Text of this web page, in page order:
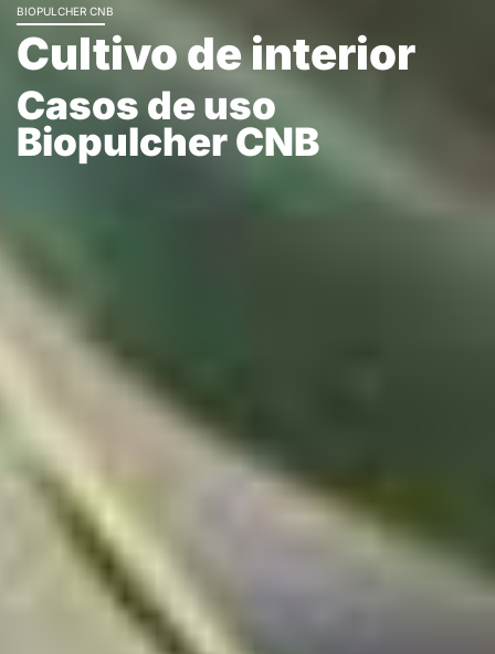
BIOPULCHER CNB
Cultivo de interior
Casos de uso
Biopulcher CNB